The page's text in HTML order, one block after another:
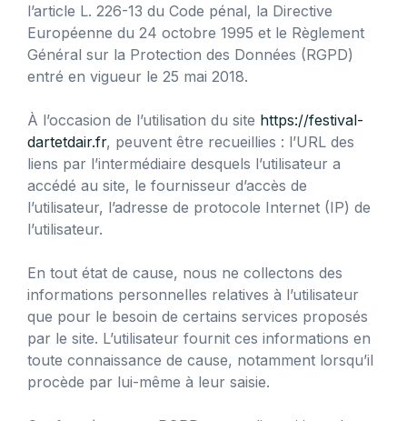
l’article L. 226-13 du Code pénal, la Directive
Européenne du 24 octobre 1995 et le Règlement
Général sur la Protection des Données (RGPD)
entré en vigueur le 25 mai 2018.
À l’occasion de l’utilisation du site https://festival-
dartetdair.fr, peuvent être recueillies : l’URL des
liens par l’intermédiaire desquels l’utilisateur a
accédé au site, le fournisseur d’accès de
l’utilisateur, l’adresse de protocole Internet (IP) de
l’utilisateur.
En tout état de cause, nous ne collectons des
informations personnelles relatives à l’utilisateur
que pour le besoin de certains services proposés
par le site. L’utilisateur fournit ces informations en
toute connaissance de cause, notamment lorsqu’il
procède par lui-même à leur saisie.